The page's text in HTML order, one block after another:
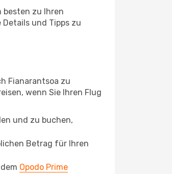
besten zu Ihren
und Tipps zu
Fianarantsoa zu
wenn Sie Ihren Flug
und zu buchen,
Betrag für Ihren
Opodo Prime